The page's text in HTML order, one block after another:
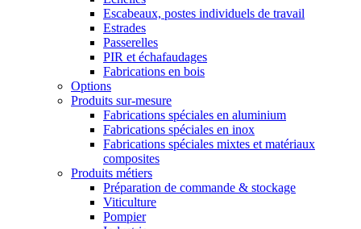
Escabeaux, postes individuels de travail
Estrades
Passerelles
PIR et échafaudages
Fabrications en bois
Options
Produits sur-mesure
Fabrications spéciales en aluminium
Fabrications spéciales en inox
Fabrications spéciales mixtes et matériaux
composites
Produits métiers
Préparation de commande & stockage
Viticulture
Pompier